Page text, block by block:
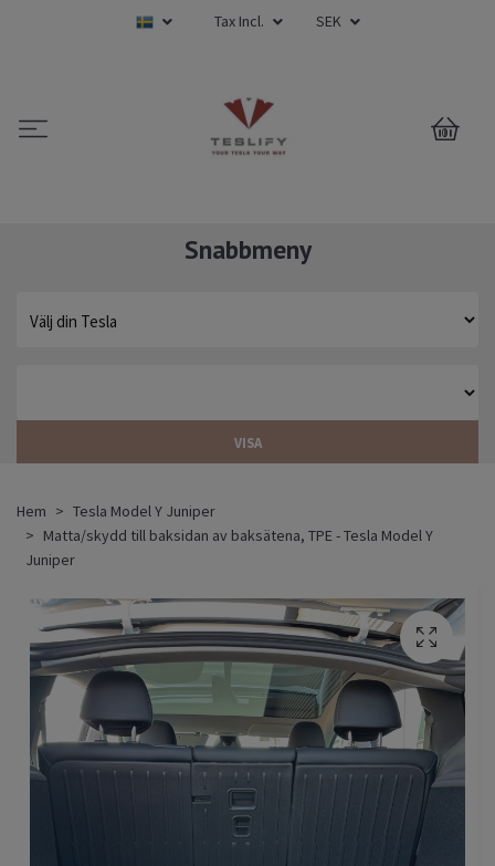
Tax Incl. SEK
0
Snabbmeny
VISA
Hem
Tesla Model Y Juniper
Matta/skydd till baksidan av baksätena, TPE - Tesla Model Y
Juniper